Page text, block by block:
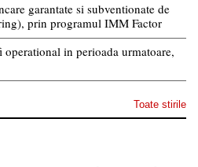
garantate si subventionate de
prin programul IMM Factor
in perioada urmatoare,
Toate stirile